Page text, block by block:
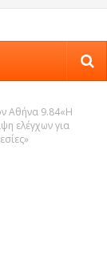
Αθήνα 9.84«Η
ελέγχων για